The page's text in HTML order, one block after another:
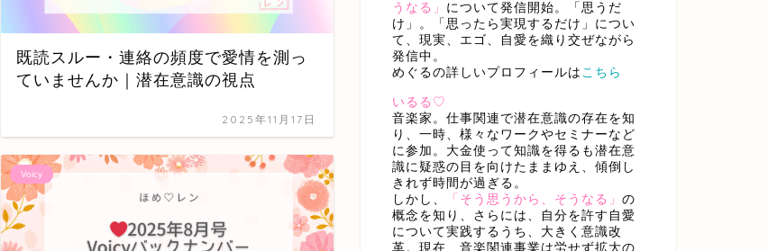
既読スルー・連絡の頻度で愛情を測っ
ていませんか｜潜在意識の視点
2025年11月17日
Voicy
うなる」 について発信開始。「思うだ
け」。「思ったら実現するだけ」につい
て、現実、エゴ、自愛を織り交ぜながら
発信中。
めぐるの詳しいプロフィールは こちら
いるる♡
音楽家。仕事関連で潜在意識の存在を知
り、一時、様々なワークやセミナーなど
に参加。大金使って知識を得るも潜在意
識に疑惑の目を向けたままゆえ、傾倒し
きれず時間が過ぎる。
しかし、
「そう思うから、そうなる」 の
概念を知り、さらには、自分を許す自愛
について実践するうち、大きく意識改
革。現在、音楽関連事業は労せず拡大の